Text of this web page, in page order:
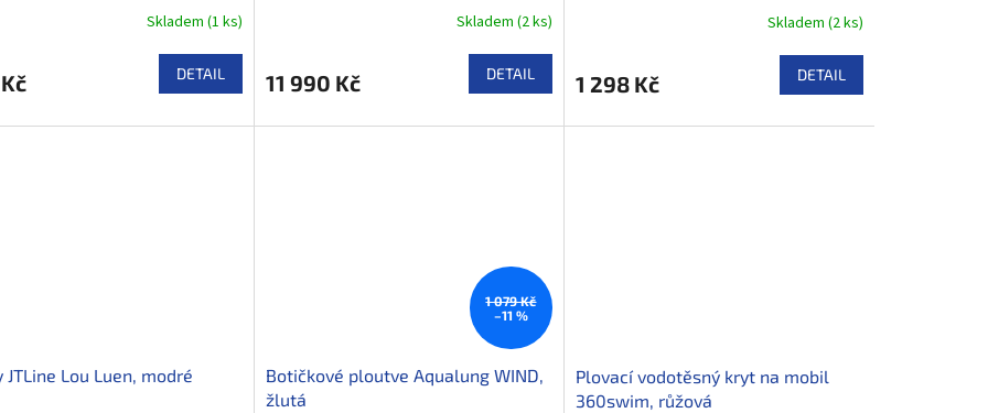
Skladem (1 ks)
DETAIL
Skladem (2 ks)
11 990 Kč DETAIL
Skladem (2 ks)
1 298 Kč DETAIL
JTLine Lou Luen, modré
1 079 Kč
–11 %
Botičkové ploutve Aqualung WIND,
žlutá
Plovací vodotěsný kryt na mobil
360swim, růžová